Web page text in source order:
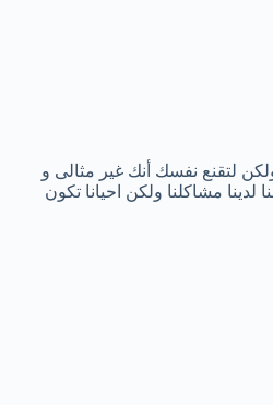
لتقنع نفسك أنك غير مثالى و
مشاكلنا ولكن احيانا تكون